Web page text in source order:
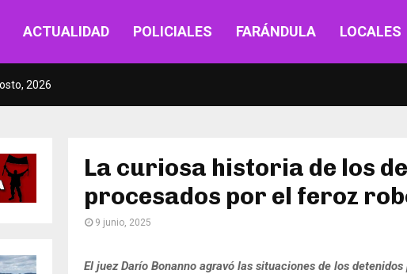
ACTUALIDAD POLICIALES FARÁNDULA LOCALES
2026
La curiosa historia de los
procesados por el feroz
9 junio, 2025
El juez Darío Bonanno agravó las situaciones de los